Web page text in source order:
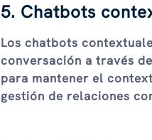
5. Chatbots
Los chatbots
conversación a través
para mantener el
gestión de relaciones